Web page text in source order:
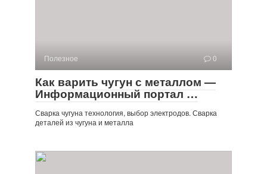
Полезное 0
Как варить чугун с металлом —
Информационный портал …
Сварка чугуна технология, выбор электродов. Сварка
деталей из чугуна и металла